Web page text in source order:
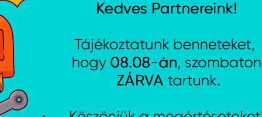
USB 3.2 Gen 2 (3.1 Gen 2) C típusú portok
Csatlakozók és csatlakozási
felületek
DisplayPort száma